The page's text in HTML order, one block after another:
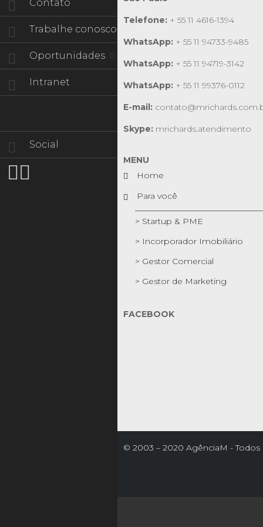
Contato
Trabalhe conosco
Oportunidades
Intranet
Social

Telefone: + 55 11 4616-1394
WhatsApp: + 55 11 94733-9485
WhatsApp: + 55 11 94719-3142
WhatsApp: + 55 11 99376-0112
E-mail:
Skype: mrichards.atendimento
MENU
Home
Para você
> Startup & PME
> Incorporador Imobiliário
> Gestor Comercial
> Gestor de Marketing
FACEBOOK
© 2003 – 2020 AgênciaM - Todos